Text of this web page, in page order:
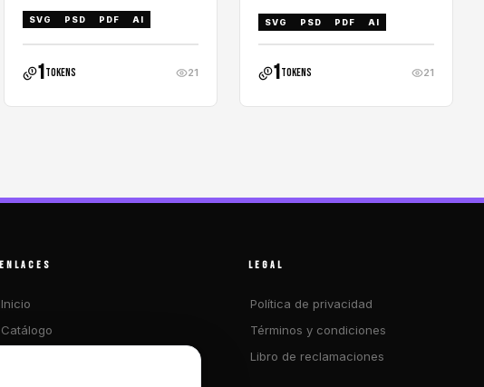
SVG PSD PDF AI
1tokens 21
SVG PSD PDF AI
1tokens 21
ENLACES
Inicio
Catálogo
LEGAL
Política de privacidad
Términos y condiciones
Libro de reclamaciones